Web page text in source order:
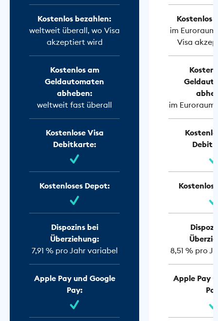
Kostenlos bezahlen:
weltweit überall, wo Visa
akzeptiert wird
Kostenlos am
Geldautomaten
abheben:
weltweit fast überall
Kostenlose Visa
Debitkarte:
Kostenloses Depot:
Dispozins bei
Überziehung:
7,91 % pro Jahr variabel
Apple Pay und Google
Pay:
Kostenlos
im
Visa
im
8,51 % pro
Apple Pay